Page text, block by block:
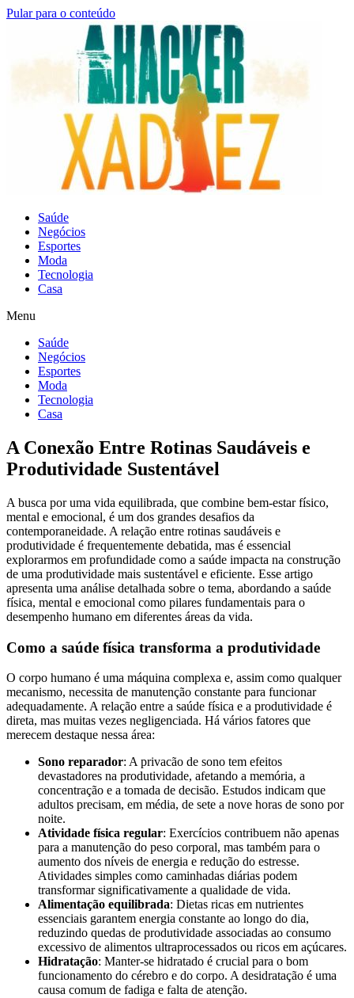
Pular para o conteúdo
Saúde
Negócios
Esportes
Moda
Tecnologia
Casa
Menu
Saúde
Negócios
Esportes
Moda
Tecnologia
Casa
A Conexão Entre Rotinas Saudáveis e
Produtividade Sustentável
A busca por uma vida equilibrada, que combine bem-estar físico,
mental e emocional, é um dos grandes desafios da
contemporaneidade. A relação entre rotinas saudáveis e
produtividade é frequentemente debatida, mas é essencial
explorarmos em profundidade como a saúde impacta na construção
de uma produtividade mais sustentável e eficiente. Esse artigo
apresenta uma análise detalhada sobre o tema, abordando a saúde
física, mental e emocional como pilares fundamentais para o
desempenho humano em diferentes áreas da vida.
Como a saúde física transforma a produtividade
O corpo humano é uma máquina complexa e, assim como qualquer
mecanismo, necessita de manutenção constante para funcionar
adequadamente. A relação entre a saúde física e a produtividade é
direta, mas muitas vezes negligenciada. Há vários fatores que
merecem destaque nessa área:
Sono reparador: A privacão de sono tem efeitos
devastadores na produtividade, afetando a memória, a
concentração e a tomada de decisão. Estudos indicam que
adultos precisam, em média, de sete a nove horas de sono por
noite.
Atividade física regular: Exercícios contribuem não apenas
para a manutenção do peso corporal, mas também para o
aumento dos níveis de energia e redução do estresse.
Atividades simples como caminhadas diárias podem
transformar significativamente a qualidade de vida.
Alimentação equilibrada: Dietas ricas em nutrientes
essenciais garantem energia constante ao longo do dia,
reduzindo quedas de produtividade associadas ao consumo
excessivo de alimentos ultraprocessados ou ricos em açúcares.
Hidratação: Manter-se hidratado é crucial para o bom
funcionamento do cérebro e do corpo. A desidratação é uma
causa comum de fadiga e falta de atenção.